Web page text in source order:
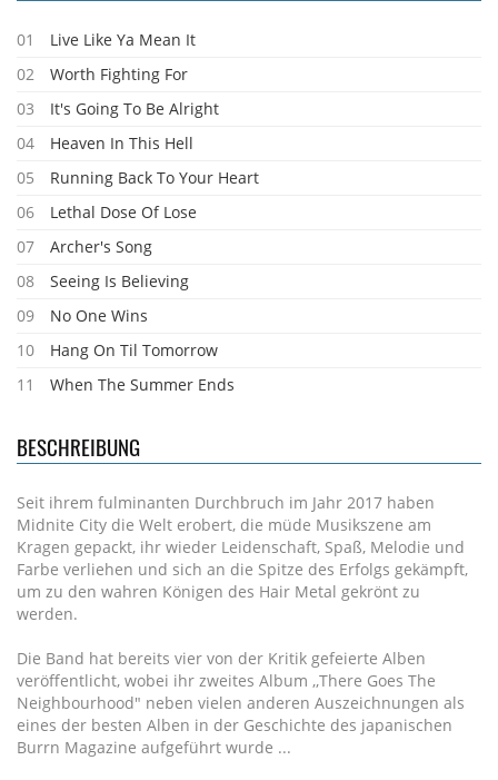
01
Live Like Ya Mean It
02
Worth Fighting For
03
It's Going To Be Alright
04
Heaven In This Hell
05
Running Back To Your Heart
06
Lethal Dose Of Lose
07
Archer's Song
08
Seeing Is Believing
09
No One Wins
10
Hang On Til Tomorrow
11
When The Summer Ends
BESCHREIBUNG
Seit ihrem fulminanten Durchbruch im Jahr 2017 haben
Midnite City die Welt erobert, die müde Musikszene am
Kragen gepackt, ihr wieder Leidenschaft, Spaß, Melodie und
Farbe verliehen und sich an die Spitze des Erfolgs gekämpft,
um zu den wahren Königen des Hair Metal gekrönt zu
werden.
Die Band hat bereits vier von der Kritik gefeierte Alben
veröffentlicht, wobei ihr zweites Album ,,There Goes The
Neighbourhood" neben vielen anderen Auszeichnungen als
eines der besten Alben in der Geschichte des japanischen
Burrn Magazine aufgeführt wurde ...